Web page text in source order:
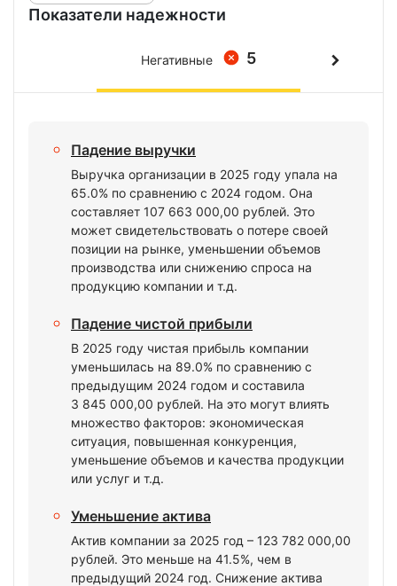
Показатели надежности
5
Негативные
Падение выручки
Выручка организации в 2025 году упала на
65.0% по сравнению с 2024 годом. Она
составляет 107 663 000,00 рублей. Это
может свидетельствовать о потере своей
позиции на рынке, уменьшении объемов
производства или снижению спроса на
продукцию компании и т.д.
Падение чистой прибыли
В 2025 году чистая прибыль компании
уменьшилась на 89.0% по сравнению с
предыдущим 2024 годом и составила
3 845 000,00 рублей. На это могут влиять
множество факторов: экономическая
ситуация, повышенная конкуренция,
уменьшение объемов и качества продукции
или услуг и т.д.
Уменьшение актива
Актив компании за 2025 год – 123 782 000,00
рублей. Это меньше на 41.5%, чем в
предыдущий 2024 год. Снижение актива